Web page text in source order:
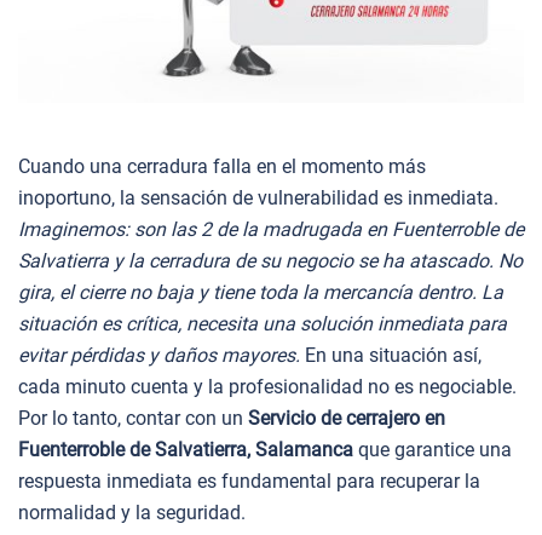
Cuando una cerradura falla en el momento más
inoportuno, la sensación de vulnerabilidad es inmediata.
Imaginemos: son las 2 de la madrugada en Fuenterroble de
Salvatierra y la cerradura de su negocio se ha atascado. No
gira, el cierre no baja y tiene toda la mercancía dentro. La
situación es crítica, necesita una solución inmediata para
evitar pérdidas y daños mayores. En una situación así,
cada minuto cuenta y la profesionalidad no es negociable.
Por lo tanto, contar con un Servicio de cerrajero en
Fuenterroble de Salvatierra, Salamanca que garantice una
respuesta inmediata es fundamental para recuperar la
normalidad y la seguridad.